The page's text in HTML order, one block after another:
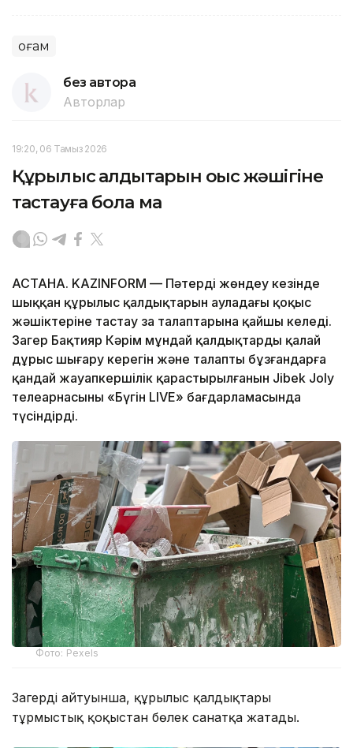
Қоғам
без автора
Авторлар
19:20, 06 Тамыз 2026
Құрылыс қалдықтарын қоқыс жәшігіне
тастауға бола ма
АСТАНА. KAZINFORM — Пәтерді жөндеу кезінде
шыққан құрылыс қалдықтарын ауладағы қоқыс
жәшіктеріне тастау заң талаптарына қайшы келеді.
Заңгер Бақтияр Кәрім мұндай қалдықтарды қалай
дұрыс шығару керегін және талапты бұзғандарға
қандай жауапкершілік қарастырылғанын Jibek Joly
телеарнасының «Бүгін LIVE» бағдарламасында
түсіндірді.
Фото: Pexels
Заңгердің айтуынша, құрылыс қалдықтары
тұрмыстық қоқыстан бөлек санатқа жатады.